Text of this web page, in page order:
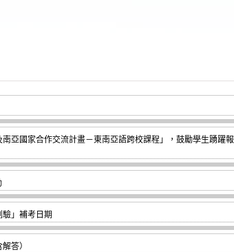
亞國家合作交流計畫－東南亞語跨校課程」，鼓勵學生踴躍報
」補考日期
答）